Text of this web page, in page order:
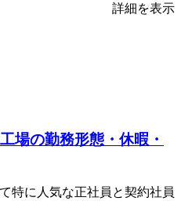
詳細を表示
場の勤務形態・休暇・
特に人気な正社員と契約社員